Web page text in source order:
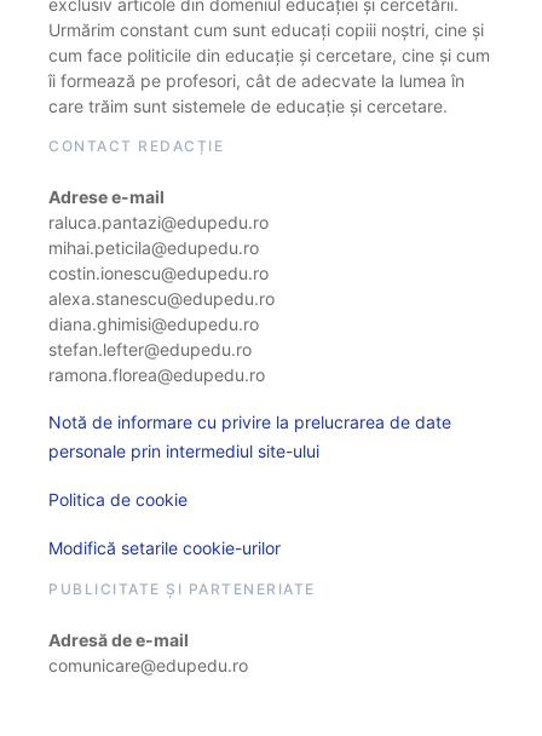
exclusiv articole din domeniul educației și cercetării.
Urmărim constant cum sunt educați copiii noștri, cine și
cum face politicile din educație și cercetare, cine și cum
îi formează pe profesori, cât de adecvate la lumea în
care trăim sunt sistemele de educație și cercetare.
CONTACT REDACȚIE
Adrese e-mail
raluca.pantazi@edupedu.ro
mihai.peticila@edupedu.ro
costin.ionescu@edupedu.ro
alexa.stanescu@edupedu.ro
diana.ghimisi@edupedu.ro
stefan.lefter@edupedu.ro
ramona.florea@edupedu.ro
Notă de informare cu privire la prelucrarea de date
personale prin intermediul site-ului
Politica de cookie
Modifică setarile cookie-urilor
PUBLICITATE ȘI PARTENERIATE
Adresă de e-mail
comunicare@edupedu.ro